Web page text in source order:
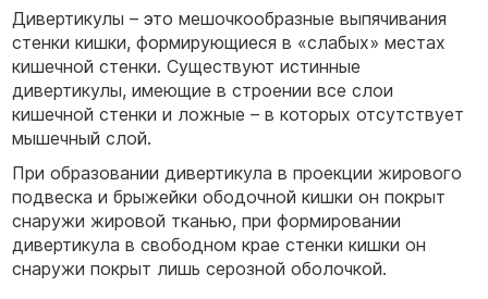
Дивертикулы – это мешочкообразные выпячивания
стенки кишки, формирующиеся в «слабых» местах
кишечной стенки. Существуют истинные
дивертикулы, имеющие в строении все слои
кишечной стенки и ложные – в которых отсутствует
мышечный слой.
При образовании дивертикула в проекции жирового
подвеска и брыжейки ободочной кишки он покрыт
снаружи жировой тканью, при формировании
дивертикула в свободном крае стенки кишки он
снаружи покрыт лишь серозной оболочкой.